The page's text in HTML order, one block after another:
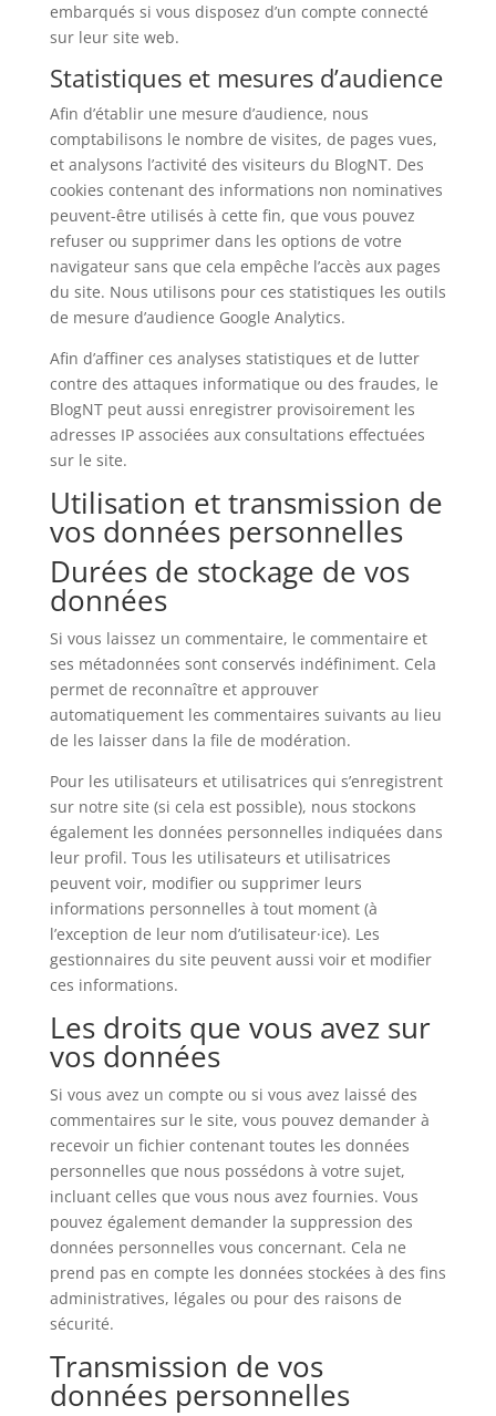
embarqués si vous disposez d’un compte connecté
sur leur site web.
Statistiques et mesures d’audience
Afin d’établir une mesure d’audience, nous
comptabilisons le nombre de visites, de pages vues,
et analysons l’activité des visiteurs du BlogNT. Des
cookies contenant des informations non nominatives
peuvent-être utilisés à cette fin, que vous pouvez
refuser ou supprimer dans les options de votre
navigateur sans que cela empêche l’accès aux pages
du site. Nous utilisons pour ces statistiques les outils
de mesure d’audience Google Analytics.
Afin d’affiner ces analyses statistiques et de lutter
contre des attaques informatique ou des fraudes, le
BlogNT peut aussi enregistrer provisoirement les
adresses IP associées aux consultations effectuées
sur le site.
Utilisation et transmission de
vos données personnelles
Durées de stockage de vos
données
Si vous laissez un commentaire, le commentaire et
ses métadonnées sont conservés indéfiniment. Cela
permet de reconnaître et approuver
automatiquement les commentaires suivants au lieu
de les laisser dans la file de modération.
Pour les utilisateurs et utilisatrices qui s’enregistrent
sur notre site (si cela est possible), nous stockons
également les données personnelles indiquées dans
leur profil. Tous les utilisateurs et utilisatrices
peuvent voir, modifier ou supprimer leurs
informations personnelles à tout moment (à
l’exception de leur nom d’utilisateur·ice). Les
gestionnaires du site peuvent aussi voir et modifier
ces informations.
Les droits que vous avez sur
vos données
Si vous avez un compte ou si vous avez laissé des
commentaires sur le site, vous pouvez demander à
recevoir un fichier contenant toutes les données
personnelles que nous possédons à votre sujet,
incluant celles que vous nous avez fournies. Vous
pouvez également demander la suppression des
données personnelles vous concernant. Cela ne
prend pas en compte les données stockées à des fins
administratives, légales ou pour des raisons de
sécurité.
Transmission de vos
données personnelles